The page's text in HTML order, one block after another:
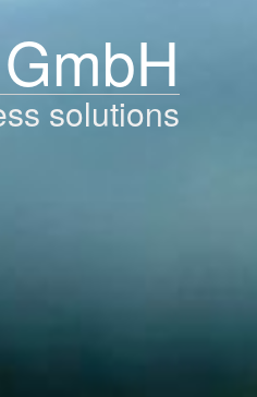
solutions